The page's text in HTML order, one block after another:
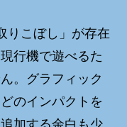
りこぼし」が存在
行機で遊べるた
。グラフィック
のインパクトを
加する余白も少